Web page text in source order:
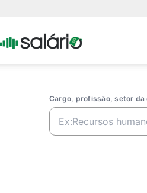
Portal
Cargo, profissão, setor da